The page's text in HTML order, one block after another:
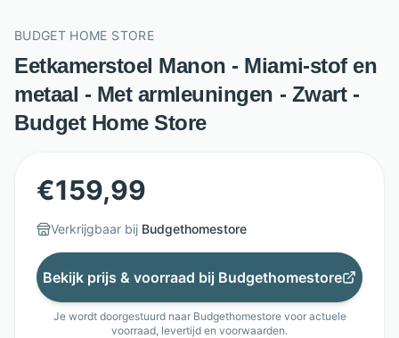
BUDGET HOME STORE
Eetkamerstoel Manon - Miami-stof en
metaal - Met armleuningen - Zwart -
Budget Home Store
€159,99
Verkrijgbaar bij Budgethomestore
Bekijk prijs & voorraad bij Budgethomestore
Je wordt doorgestuurd naar Budgethomestorevoor actuele
voorraad, levertijd en voorwaarden.